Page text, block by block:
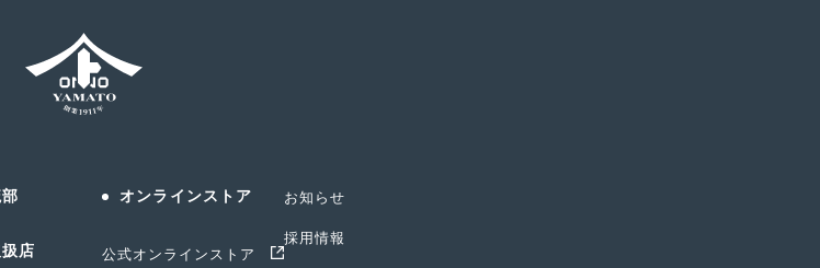
店
オンラインストア
公式オンラインストア
お知らせ
採用情報